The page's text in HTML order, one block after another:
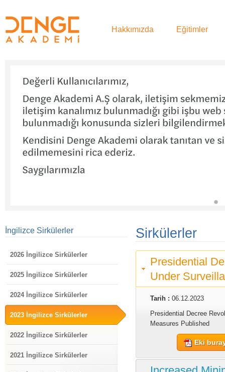
Hakkımızda Eğitimler
İngilizce Sirkülerler
2026 İngilizce Sirkülerler
2025 İngilizce Sirkülerler
2024 İngilizce Sirkülerler
2023 İngilizce Sirkülerler
2022 İngilizce Sirkülerler
2021 İngilizce Sirkülerler
Sirkülerler
Presidential
Under
Tarih :06.12.2023
Presidential Decree
Measures Published
Eki